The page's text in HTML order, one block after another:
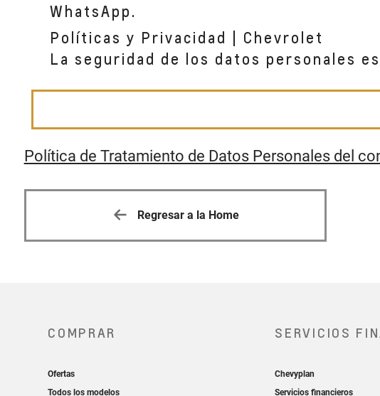
WhatsApp.
Políticas y Privacidad | Chevrolet
La seguridad de los datos personales
Política de Tratamiento de Datos Personales del
Regresar a la Home